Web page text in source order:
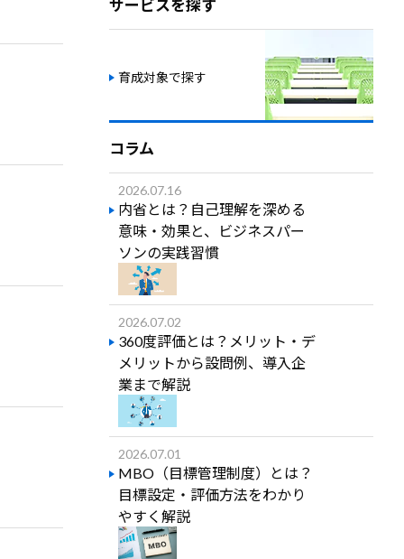
サービスを探す
育成対象で探す
コラム
2026.07.16
内省とは？自己理解を深める
意味・効果と、ビジネスパー
ソンの実践習慣
2026.07.02
360度評価とは？メリット・デ
メリットから設問例、導入企
業まで解説
2026.07.01
MBO（目標管理制度）とは？
目標設定・評価方法をわかり
やすく解説